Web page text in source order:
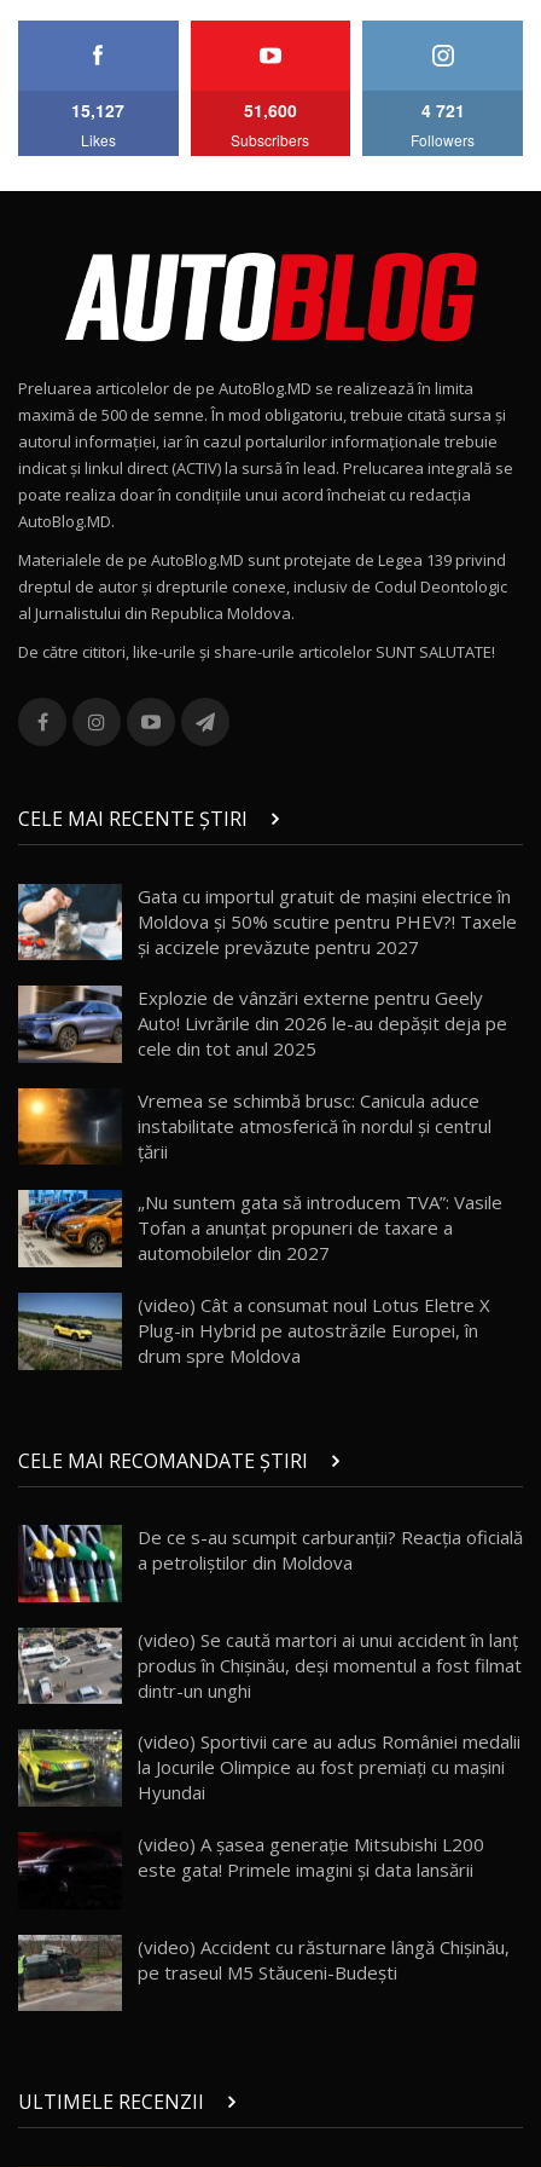
AutoBlog.MD
15:08
Noul Geely EX2 / Test Drive AutoBlog.MD
15:22
Mercedes-AMG E 53 HYBRID 4MATIC+ / Test
Drive AutoBlog.MD
16:27
11
Noul Volvo ES90 / Test Drive AutoBlog.MD
12
Noul MG HS / Test Drive AutoBlog.MD
16:48
13
combină aventura cu luxul / AutoBlog.MD
36:08
chinez care face lumea să se întoarcă după el
/ AutoBlog.MD
17:27
15 14:37
16
AutoBlogMD
13:10
17
30:08
Noul Geely EX5 EM-i care a cucerit Moldova
AutoBlog.MD
23:36
20
Noul ZEEKR 7X / Test Drive AutoBlog.MD
29:08
21
AutoBlog.MD
16:59
22
Noua Mazda 6e / Test Drive AutoBlog.MD
26:59
23
Lynk & Co 01 / Test Drive AutoBlog.MD
25:19
24
ZEEKR 009: Cel mai Performant și Confortabil
Van Electric Testat în Moldova / AutoBlog.MD
26:38
25
mai Exclusiv și Puternic Defender Testat în
Moldova
32:21
26
AutoBlog.MD
10:57
28
Noul Geely Monjaro 2025! Mai ieftin și mai
dotat / Test Drive AutoBlog.MD
15,127
Likes
51,600
Subscribers
4 721
Followers
Preluarea articolelor de pe AutoBlog.MD se realizează în limita
maximă de 500 de semne. În mod obligatoriu, trebuie citată sursa și
autorul informației, iar în cazul portalurilor informaționale trebuie
indicat și linkul direct (ACTIV) la sursă în lead. Prelucarea integrală se
poate realiza doar în condițiile unui acord încheiat cu redacţia
AutoBlog.MD.
Materialele de pe AutoBlog.MD sunt protejate de Legea 139 privind
dreptul de autor și drepturile conexe, inclusiv de Codul Deontologic
al Jurnalistului din Republica Moldova.
De către cititori, like-urile şi share-urile articolelor SUNT SALUTATE!
CELE MAI RECENTE ȘTIRI
Gata cu importul gratuit de mașini electrice în
Moldova și 50% scutire pentru PHEV?! Taxele
și accizele prevăzute pentru 2027
Explozie de vânzări externe pentru Geely
Auto! Livrările din 2026 le-au depășit deja pe
cele din tot anul 2025
Vremea se schimbă brusc: Canicula aduce
instabilitate atmosferică în nordul și centrul
țării
„Nu suntem gata să introducem TVA”: Vasile
Tofan a anunțat propuneri de taxare a
automobilelor din 2027
(video) Cât a consumat noul Lotus Eletre X
Plug-in Hybrid pe autostrăzile Europei, în
drum spre Moldova
CELE MAI RECOMANDATE ȘTIRI
De ce s-au scumpit carburanții? Reacţia oficială
a petroliştilor din Moldova
(video) Se caută martori ai unui accident în lanț
produs în Chișinău, deși momentul a fost filmat
dintr-un unghi
(video) Sportivii care au adus României medalii
la Jocurile Olimpice au fost premiați cu mașini
Hyundai
(video) A şasea generaţie Mitsubishi L200
este gata! Primele imagini şi data lansării
(video) Accident cu răsturnare lângă Chișinău,
pe traseul M5 Stăuceni-Budești
ULTIMELE RECENZII